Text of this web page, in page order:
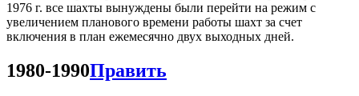
1976 г. все шахты вынуждены были перейти на режим с
увеличением планового времени работы шахт за счет
включения в план ежемесячно двух выходных дней.
1980-1990Править